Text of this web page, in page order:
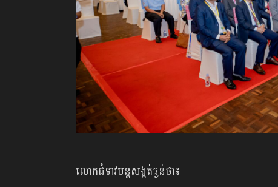
លោកជំទាវបន្តសង្កត់ធ្ងន់ថា៖